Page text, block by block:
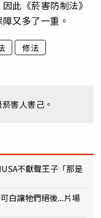
此《菸害防制法》
又多了一重。
修法
害人害己。
不獻聲王子「那是
白讓牠們絕後...片場